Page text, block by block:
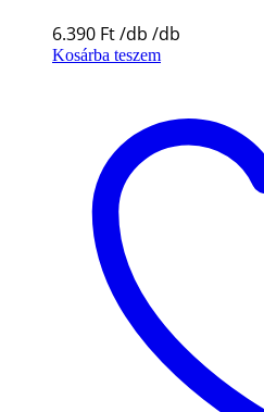
6.390 Ft
Kosárba teszem